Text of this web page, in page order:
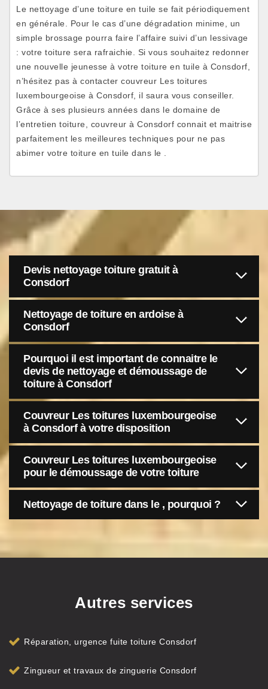
Le nettoyage d’une toiture en tuile se fait périodiquement
en générale. Pour le cas d’une dégradation minime, un
simple brossage pourra faire l’affaire suivi d’un lessivage
: votre toiture sera rafraichie. Si vous souhaitez redonner
une nouvelle jeunesse à votre toiture en tuile à Consdorf,
n’hésitez pas à contacter couvreur Les toitures
luxembourgeoise à Consdorf, il saura vous conseiller.
Grâce à ses plusieurs années dans le domaine de
l’entretien toiture, couvreur à Consdorf connait et maitrise
parfaitement les meilleures techniques pour ne pas
abimer votre toiture en tuile dans le .
Devis nettoyage toiture gratuit à
Consdorf
Nettoyage de toiture en ardoise à
Consdorf
Pourquoi il est important de connaitre le
devis de nettoyage et démoussage de
toiture à Consdorf
Couvreur Les toitures luxembourgeoise
à Consdorf à votre disposition
Couvreur Les toitures luxembourgeoise
pour le démoussage de votre toiture
Nettoyage de toiture dans le , pourquoi ?
Autres services
Réparation, urgence fuite toiture Consdorf
Zingueur et travaux de zinguerie Consdorf